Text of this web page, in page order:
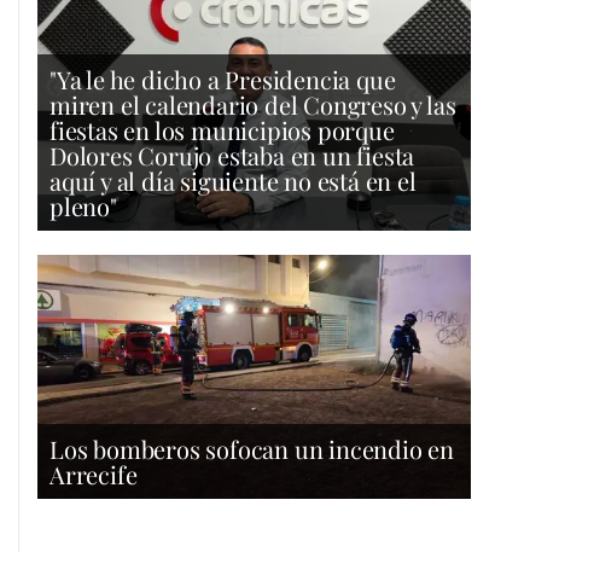
"Ya le he dicho a Presidencia que
miren el calendario del Congreso y las
fiestas en los municipios porque
Dolores Corujo estaba en un fiesta
aquí y al día siguiente no está en el
pleno"
Los bomberos sofocan un incendio en
Arrecife